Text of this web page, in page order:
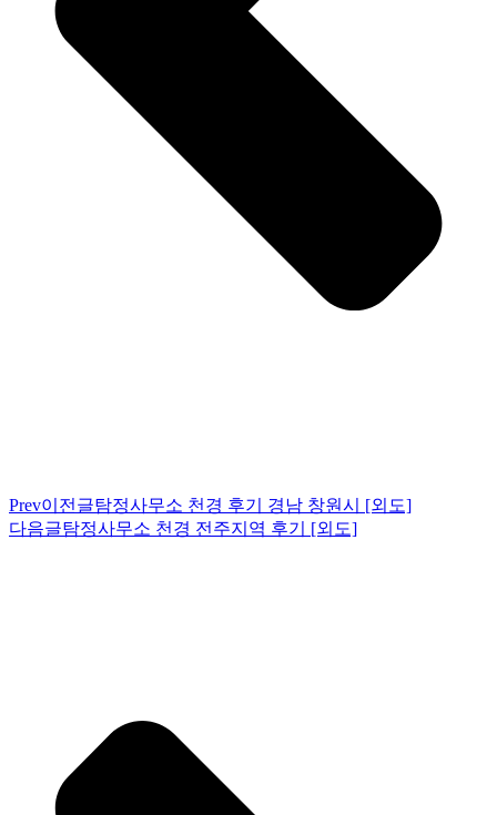
Prev이전글탐정사무소 천경 후기 경남 창원시 [외도]
다음글탐정사무소 천경 전주지역 후기 [외도]